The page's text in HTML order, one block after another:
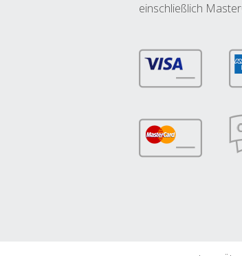
einschließlich